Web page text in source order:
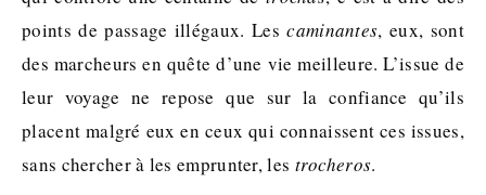
points de passage illégaux. Lescaminantes, eux, sont
des marcheurs en quête d’une vie meilleure. L’issue de
leur voyage ne repose que sur la confiance qu’ils
placent malgré eux en ceux qui connaissent ces issues,
sans chercher à les emprunter, les trocheros.